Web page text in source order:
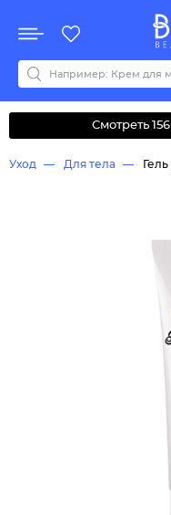
Все бренды
0-9ABCDEFGHIJKLMNO
Смотреть
Уход Для тела